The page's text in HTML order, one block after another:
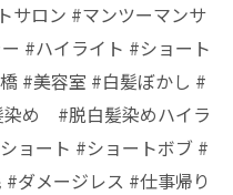
サロン #マンツーマンサ
#ハイライト #ショート
#美容室 #白髪ぼかし #
染め #脱白髪染めハイラ
ョート #ショートボブ #
ダメージレス #仕事帰り